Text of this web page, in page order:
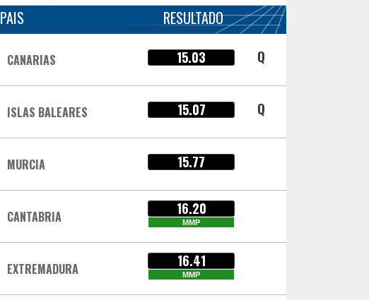
PAIS RESULTADO
CANARIAS 15.03 Q
ISLAS BALEARES 15.07 Q
MURCIA 15.77
CANTABRIA 16.20
MMP
EXTREMADURA 16.41
MMP